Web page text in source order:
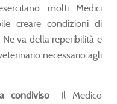
molti Medici
creare condizioni di
va della reperibilità e
necessario agli
condiviso- Il Medico